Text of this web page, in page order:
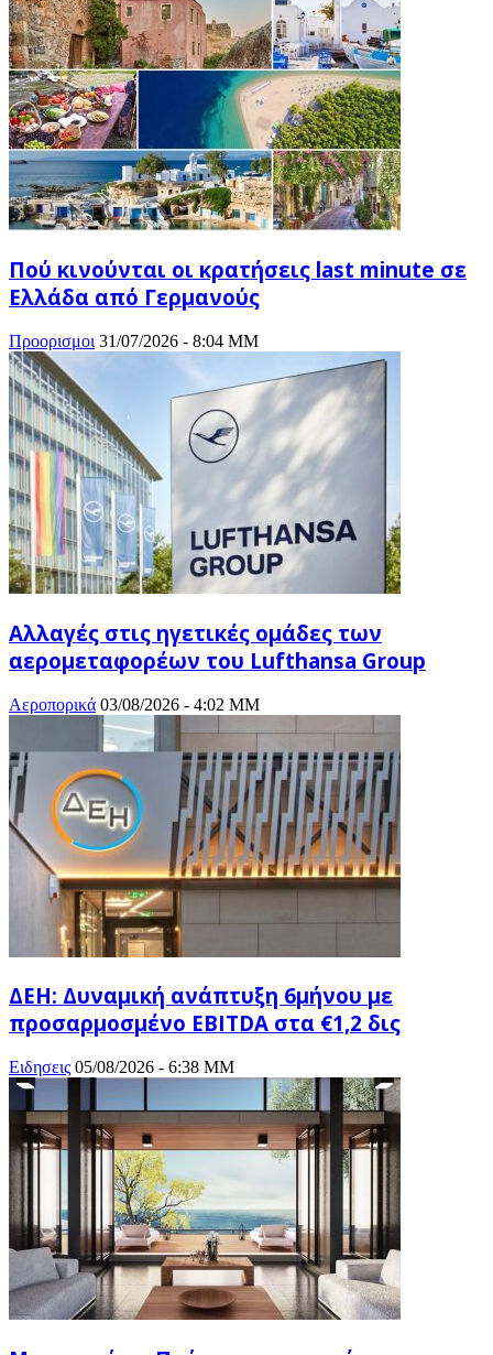
Πού κινούνται οι κρατήσεις last minute σε
Ελλάδα από Γερμανούς
Προορισμοι 31/07/2026 - 8:04 ΜΜ
Αλλαγές στις ηγετικές ομάδες των
αερομεταφορέων του Lufthansa Group
Αεροπορικά 03/08/2026 - 4:02 ΜΜ
ΔΕΗ: Δυναμική ανάπτυξη 6μήνου με
προσαρμοσμένο EBITDA στα €1,2 δις
Ειδησεις 05/08/2026 - 6:38 ΜΜ